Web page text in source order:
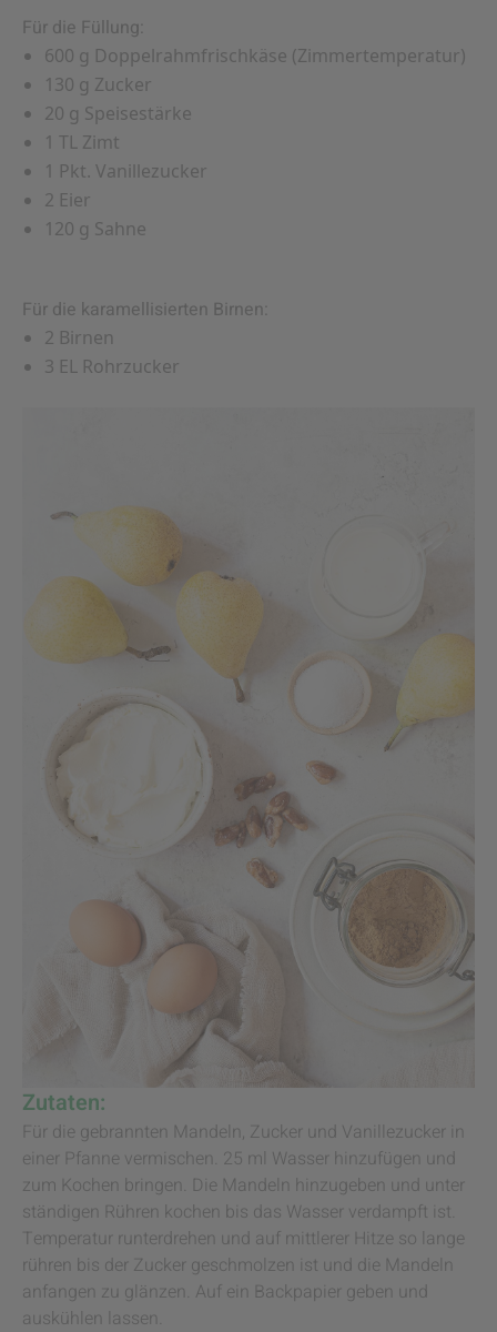
Für die Füllung:
600 g Doppelrahmfrischkäse (Zimmertemperatur)
130 g Zucker
20 g Speisestärke
1 TL Zimt
1 Pkt. Vanillezucker
2 Eier
120 g Sahne
Für die karamellisierten Birnen:
2 Birnen
3 EL Rohrzucker
Zutaten:
Für die gebrannten Mandeln, Zucker und Vanillezucker in
einer Pfanne vermischen. 25 ml Wasser hinzufügen und
zum Kochen bringen. Die Mandeln hinzugeben und unter
ständigen Rühren kochen bis das Wasser verdampft ist.
Temperatur runterdrehen und auf mittlerer Hitze so lange
rühren bis der Zucker geschmolzen ist und die Mandeln
anfangen zu glänzen. Auf ein Backpapier geben und
auskühlen lassen.